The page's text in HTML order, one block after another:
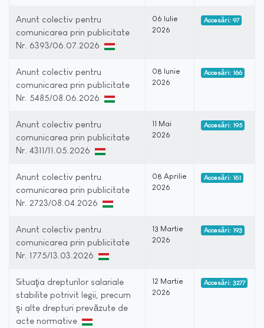
Anunt colectiv pentru
comunicarea prin publicitate
Nr. 6393/06.07.2026
06 Iulie
2026
Accesări: 97
Anunt colectiv pentru
comunicarea prin publicitate
Nr. 5485/08.06.2026
08 Iunie
2026
Accesări: 166
Anunt colectiv pentru
comunicarea prin publicitate
Nr. 4311/11.05.2026
11 Mai
2026
Accesări: 195
Anunt colectiv pentru
comunicarea prin publicitate
Nr. 2723/08.04.2026
08 Aprilie
2026
Accesări: 161
Anunt colectiv pentru
comunicarea prin publicitate
Nr. 1775/13.03.2026
13 Martie
2026
Accesări: 193
Situaţia drepturilor salariale
stabilite potrivit legii, precum
şi alte drepturi prevăzute de
acte normative
12 Martie
2026
Accesări: 3277